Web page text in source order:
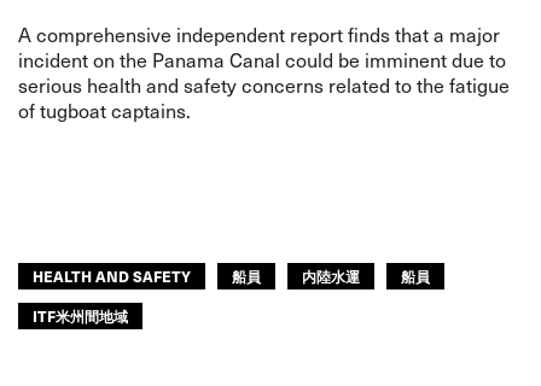
A comprehensive independent report finds that a major
incident on the Panama Canal could be imminent due to
serious health and safety concerns related to the fatigue
of tugboat captains.
HEALTH AND SAFETY 船員 内陸水運
船員
ITF米州間地域